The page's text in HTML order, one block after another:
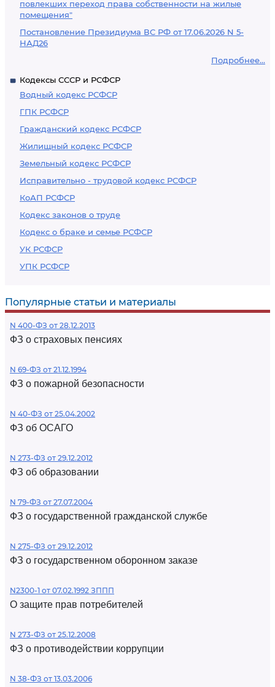
повлекших переход права собственности на жилые
помещения"
Постановление Президиума ВС РФ от 17.06.2026 N 5-
НАД26
Подробнее...
Кодексы СССР и РСФСР
Водный кодекс РСФСР
ГПК РСФСР
Гражданский кодекс РСФСР
Жилищный кодекс РСФСР
Земельный кодекс РСФСР
Исправительно - трудовой кодекс РСФСР
КоАП РСФСР
Кодекс законов о труде
Кодекс о браке и семье РСФСР
УК РСФСР
УПК РСФСР
Популярные статьи и материалы
N 400-ФЗ от 28.12.2013
ФЗ о страховых пенсиях
N 69-ФЗ от 21.12.1994
ФЗ о пожарной безопасности
N 40-ФЗ от 25.04.2002
ФЗ об ОСАГО
N 273-ФЗ от 29.12.2012
ФЗ об образовании
N 79-ФЗ от 27.07.2004
ФЗ о государственной гражданской службе
N 275-ФЗ от 29.12.2012
ФЗ о государственном оборонном заказе
N2300-1 от 07.02.1992 ЗППП
О защите прав потребителей
N 273-ФЗ от 25.12.2008
ФЗ о противодействии коррупции
N 38-ФЗ от 13.03.2006